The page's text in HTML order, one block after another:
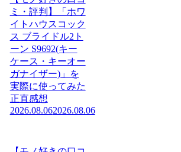
ミ・評判】「ホワ
イトハウスコック
ス ブライドル2ト
ーン S9692(キー
ケース・キーオー
ガナイザー)」を
実際に使ってみた
正直感想
2026.08.062026.08.06